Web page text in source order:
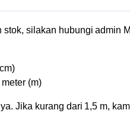
silakan hubungi admin
(m)
Jika kurang dari 1,5 m,